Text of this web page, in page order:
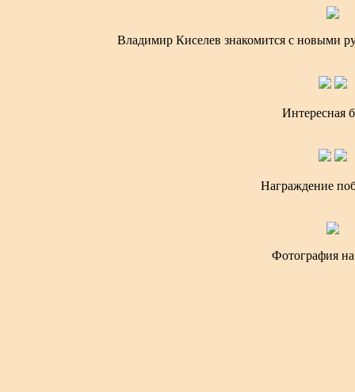
Владимир Киселев знакомится с новыми
Интересная
Награждение
Фотография